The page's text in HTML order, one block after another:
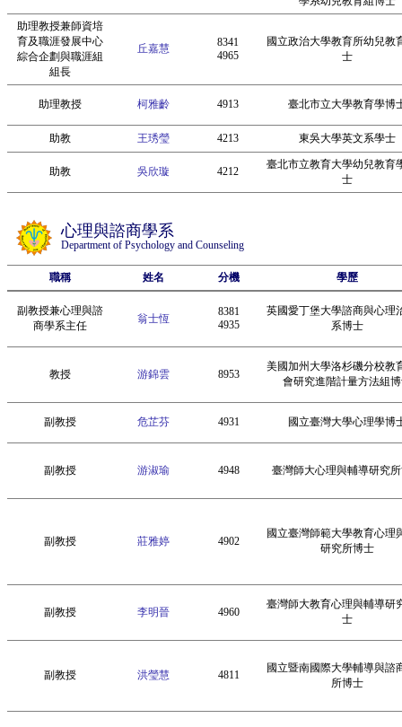
助理教授兼師資培
育及職涯發展中心
綜合企劃與職涯組
組長
丘嘉慧
8341
4965
國立政治大學教育所幼兒教
士
助理教授 柯雅齡 4913 臺北市立大學教育學博
助教 王琇瑩 4213 東吳大學英文系學士
助教 吳欣璇 4212
臺北市立教育大學幼兒教育
士
心理與諮商學系
Department of Psychology and Counseling
職稱 姓名 分機 學歷
副教授兼心理與諮
商學系主任
翁士恆
8381
4935
英國愛丁堡大學諮商與心理
系博士
教授 游錦雲 8953
美國加州大學洛杉磯分校教
會研究進階計量方法組
副教授 危芷芬 4931 國立臺灣大學心理學博
副教授 游淑瑜 4948 臺灣師大心理與輔導研究
副教授 莊雅婷 4902
國立臺灣師範大學教育心理
研究所博士
副教授 李明晉 4960
臺灣師大教育心理與輔導研
士
副教授 洪瑩慧 4811
國立暨南國際大學輔導與諮
所博士